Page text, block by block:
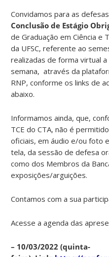
Convidamos para as
Conclusão de Estágio
de Graduação em Ciência e
da UFSC, referente ao
realizadas de forma virtual
semana, através da
RNP, conforme os links de
abaixo.
Informamos ainda, que,
TCE do CTA, não é
oficiais, em áudio e/ou foto
tela, da sessão de defesa
como dos Membros da
exposições/arguições.
Contamos com a sua
Acesse a agenda das
– 10/03/2022 (quinta-